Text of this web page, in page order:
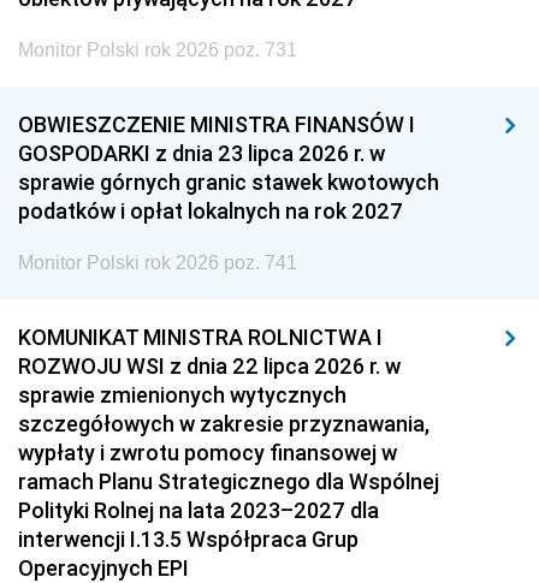
Monitor Polski rok 2026 poz. 731
OBWIESZCZENIE MINISTRA FINANSÓW I
GOSPODARKI z dnia 23 lipca 2026 r. w
sprawie górnych granic stawek kwotowych
podatków i opłat lokalnych na rok 2027
Monitor Polski rok 2026 poz. 741
KOMUNIKAT MINISTRA ROLNICTWA I
ROZWOJU WSI z dnia 22 lipca 2026 r. w
sprawie zmienionych wytycznych
szczegółowych w zakresie przyznawania,
wypłaty i zwrotu pomocy finansowej w
ramach Planu Strategicznego dla Wspólnej
Polityki Rolnej na lata 2023–2027 dla
interwencji I.13.5 Współpraca Grup
Operacyjnych EPI